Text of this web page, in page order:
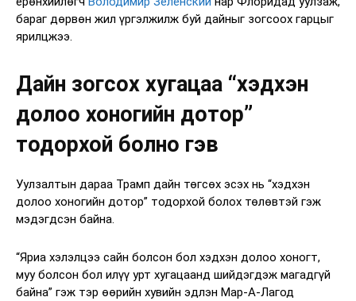
бараг дөрвөн жил үргэлжилж буй дайныг зогсоох гарцыг
ярилцжээ.
Дайн зогсох хугацаа “хэдхэн
долоо хоногийн дотор”
тодорхой болно гэв
Уулзалтын дараа Трамп дайн төгсөх эсэх нь “хэдхэн
долоо хоногийн дотор” тодорхой болох төлөвтэй гэж
мэдэгдсэн байна.
“Яриа хэлэлцээ сайн болсон бол хэдхэн долоо хоногт,
муу болсон бол илүү урт хугацаанд шийдэгдэж магадгүй
байна” гэж тэр өөрийн хувийн эдлэн Мар-А-Лагод